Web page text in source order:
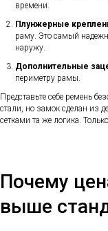
времени.
Плунжерные
раму. Это самый
наружу.
Дополнительные
периметру рамы.
Представьте себе ремень
стали, но замок сделан из
сетками та же логика.
Почему
выше